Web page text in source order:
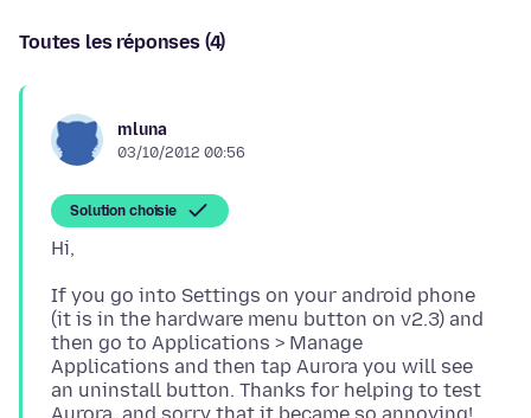
Toutes les réponses (4)
mluna
03/10/2012 00:56
Solution choisie
If you go into Settings on your android phone
(it is in the hardware menu button on v2.3) and
then go to Applications > Manage
Applications and then tap Aurora you will see
an uninstall button. Thanks for helping to test